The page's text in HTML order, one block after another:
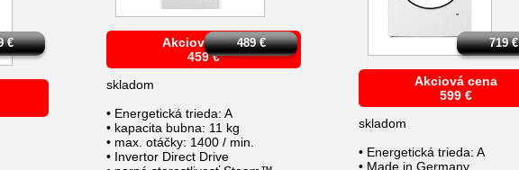
€
Akciová cena
459€
skladom
• Energetická trieda: A
• kapacita bubna: 11 kg
• max. otáčky: 1400 / min.
• Invertor Direct Drive
489€
Akciová cena
599 €
skladom
• Energetická trieda: A
• Made in Germany
719€